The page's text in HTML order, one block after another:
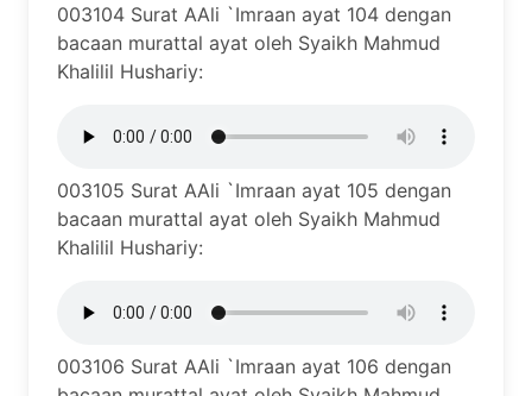
003104 Surat AAli `Imraan ayat 104 dengan
bacaan murattal ayat oleh Syaikh Mahmud
Khalilil Hushariy:
003105 Surat AAli `Imraan ayat 105 dengan
bacaan murattal ayat oleh Syaikh Mahmud
Khalilil Hushariy:
003106 Surat AAli `Imraan ayat 106 dengan